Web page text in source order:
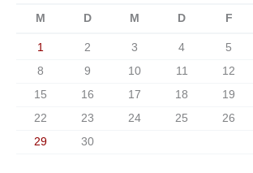
M D M D F
1 2 3 4 5
8
9 10 11 12
15
16 17 18 19
22
23 24 25 26
29
30